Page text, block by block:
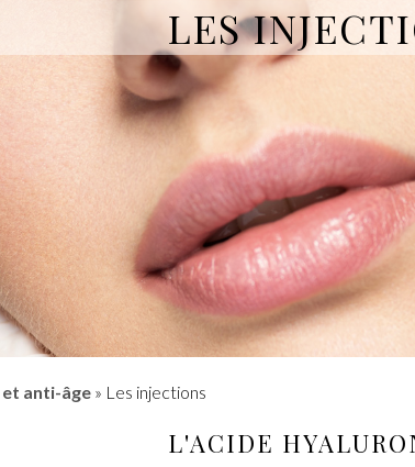
LES
anti-âge » Les injections
L'ACIDE